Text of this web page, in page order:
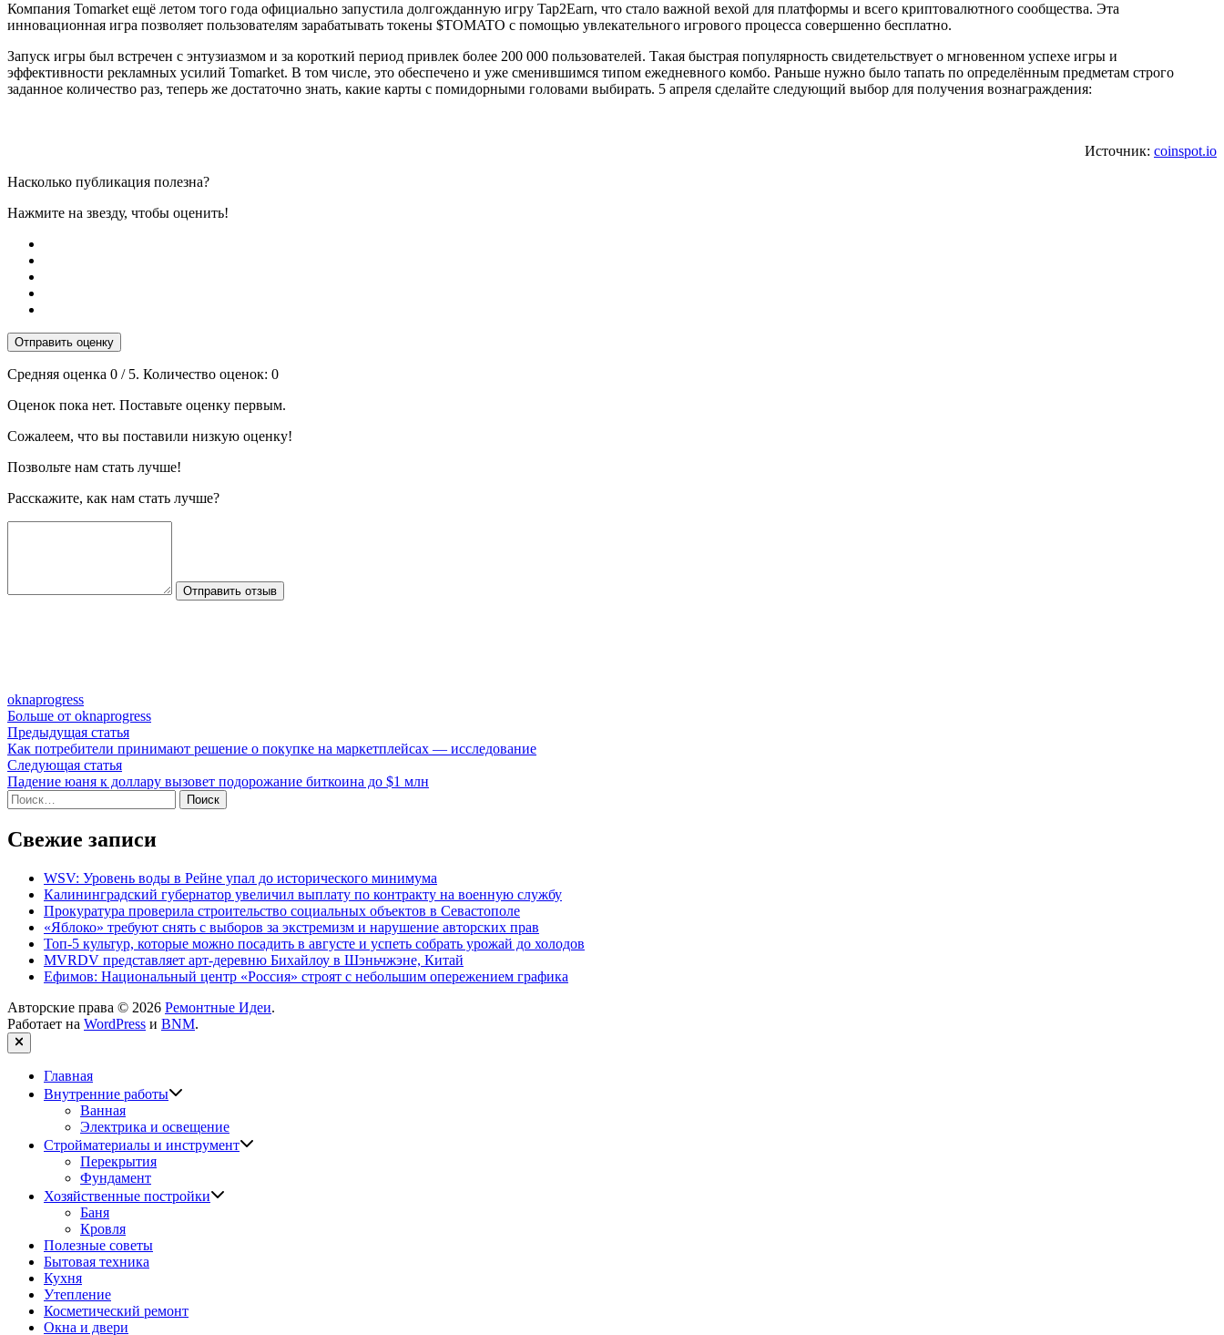
Компания Tomarket ещё летом того года официально запустила долгожданную игру Tap2Earn, что стало важной вехой для платформы и всего криптовалютного сообщества. Эта
инновационная игра позволяет пользователям зарабатывать токены $TOMATO с помощью увлекательного игрового процесса совершенно бесплатно.
Запуск игры был встречен с энтузиазмом и за короткий период привлек более 200 000 пользователей. Такая быстрая популярность свидетельствует о мгновенном успехе игры и
эффективности рекламных усилий Tomarket. В том числе, это обеспечено и уже сменившимся типом ежедневного комбо. Раньше нужно было тапать по определённым предметам строго
заданное количество раз, теперь же достаточно знать, какие карты с помидорными головами выбирать. 5 апреля сделайте следующий выбор для получения вознаграждения:
Источник: coinspot.io
Насколько публикация полезна?
Нажмите на звезду, чтобы оценить!
Отправить оценку
Средняя оценка 0 / 5. Количество оценок: 0
Оценок пока нет. Поставьте оценку первым.
Сожалеем, что вы поставили низкую оценку!
Позвольте нам стать лучше!
Расскажите, как нам стать лучше?
Отправить отзыв
oknaprogress
Больше от oknaprogress
Навигация
по
записям
Предыдущая статьяПредыдущая
статья:
Как потребители принимают решение о покупке на маркетплейсах — исследование
Следующая статьяСледующая
статья:
Падение юаня к доллару вызовет подорожание биткоина до $1 млн
Найти:
Свежие записи
WSV: Уровень воды в Рейне упал до исторического минимума
Калининградский губернатор увеличил выплату по контракту на военную службу
Прокуратура проверила строительство социальных объектов в Севастополе
«Яблоко» требуют снять с выборов за экстремизм и нарушение авторских прав
Топ-5 культур, которые можно посадить в августе и успеть собрать урожай до холодов
MVRDV представляет арт-деревню Бихайлоу в Шэньчжэне, Китай
Ефимов: Национальный центр «Россия» строят с небольшим опережением графика
Авторские права © 2026 Ремонтные Идеи.
Работает на WordPress и BNM.
Закрыть
Главная
Внутренние работы
Ванная
Электрика и освещение
Стройматериалы и инструмент
Перекрытия
Фундамент
Хозяйственные постройки
Баня
Кровля
Полезные советы
Бытовая техника
Кухня
Утепление
Косметический ремонт
Окна и двери